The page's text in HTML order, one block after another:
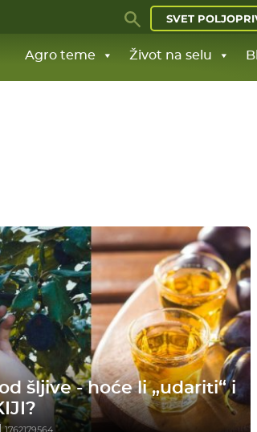
SVET
Agro teme Život na selu
šljive - hoće li „udariti“ i
1762179564